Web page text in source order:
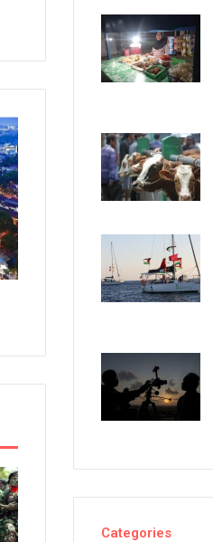
Categories